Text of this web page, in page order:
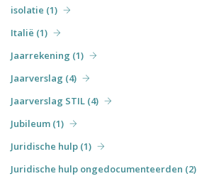
isolatie (1)
Italië (1)
Jaarrekening (1)
Jaarverslag (4)
Jaarverslag STIL (4)
Jubileum (1)
Juridische hulp (1)
Juridische hulp ongedocumenteerden (2)